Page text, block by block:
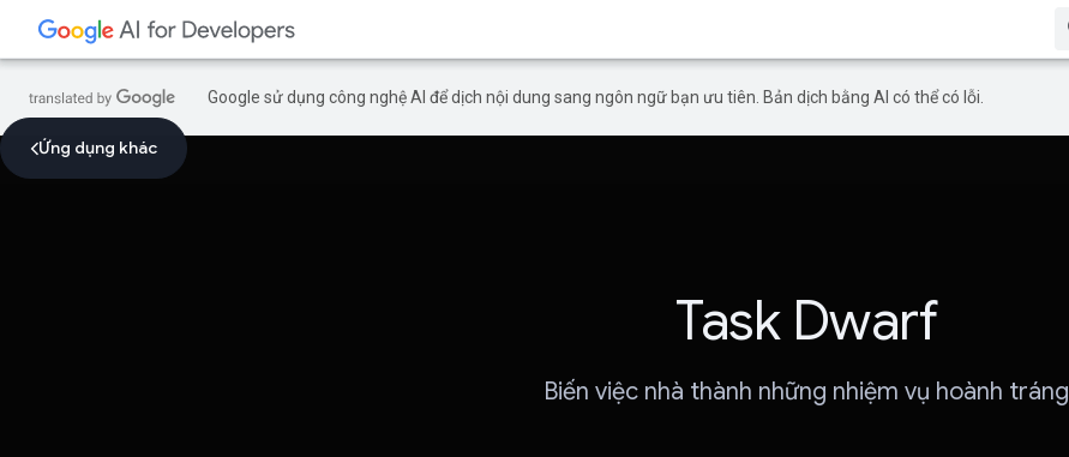
Google sử dụng công nghệ AI để dịch nội dung sang ngôn ngữ bạn ưu tiên. Bản dịch bằng AI có thể có lỗi.
Ứng dụng khác
Task Dwarf
Biến việc nhà thành những nhiệm vụ hoành tráng